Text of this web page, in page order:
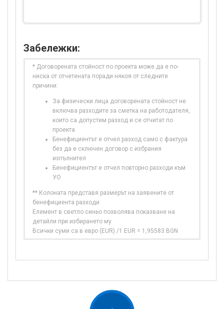
Забележки:
* Договорената стойност по проекта може да е по-
ниска от отчетената поради някоя от следните
причини:
За физически лица договорената стойност не
включва разходите за сметка на работодателя,
които са допустим разход и се отчитат по
проекта
Бенефициентът е отчел разход само с фактура
без да е сключен договор с избрания
изпълнител
Бенефициентът е отчел повторно разходи към
УО
** Колоната представя размерът на заявените от
бенефициента разходи
Елемент в светло синьо позволява показване на
детайли при избирането му
Всички суми са в евро (EUR) /1 EUR = 1,95583 BGN